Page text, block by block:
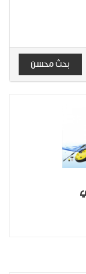
بحث محسن